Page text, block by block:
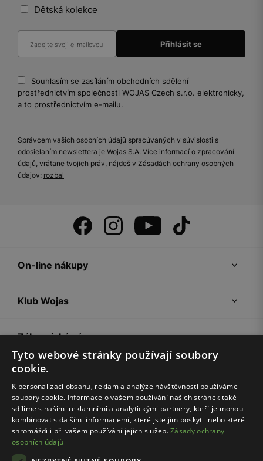
Dětská kolekce
Souhlasím se zasíláním obchodních sdělení
prostřednictvím společnosti WOJAS Czech s.r.o. elektronicky,
a to prostřednictvím e-mailu.
Správcem vašich osobních údajů spracúvaných v súvislosti s
odosielaním newslettera je Wojas S.A. Více informací o zpracování
údajů, vrátane tvojich práv, nájdeš v Zásadách ochrany osobných
údajov: rozbal
On-line nákupy
Klub Wojas
Zákaznická zóna
Společnost Wojas
Rady
Tyto webové stránky používají soubory
cookie.
K personalizaci obsahu, reklam a analýze návštěvnosti používáme
soubory cookie. Informace o vašem používání našich stránek také
sdílíme s našimi reklamními a analytickými partnery, kteří je mohou
kombinovat s dalšími informacemi, které jste jim poskytli nebo které
shromáždili při vašem používání jejich služeb.Zásady ochrany
osobních údajů